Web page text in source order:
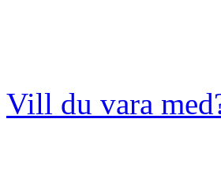
Vill du vara